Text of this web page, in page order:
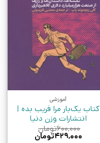
آموزشی
کتاب یک‌بار مرا فریب بده |
انتشارات وزن دنیا
۶۰۰,۰۰۰تومان
قیمت
۴۲۹,۰۰۰تومان